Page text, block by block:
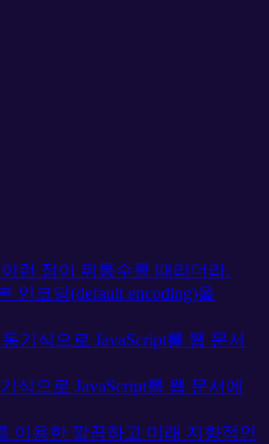
이런 점이 뒤통수를 때리더라.
인코딩(default encoding)을
기식으로 JavaScript를 웹 문서
식으로 JavaScript를 웹 문서에
이용한 깔끔하고 미래 지향적인